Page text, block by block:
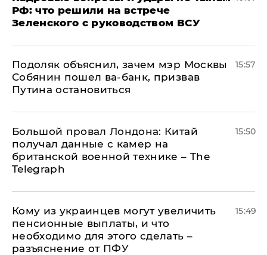
РФ: что решили на встрече
Зеленского с руководством ВСУ
Подоляк объяснил, зачем мэр Москвы
Собянин пошел ва-банк, призвав
Путина остановиться
15:57
Большой провал Лондона: Китай
получал данные с камер на
британской военной технике – The
Telegraph
15:50
Кому из украинцев могут увеличить
пенсионные выплаты, и что
необходимо для этого сделать –
разъяснение от ПФУ
15:49